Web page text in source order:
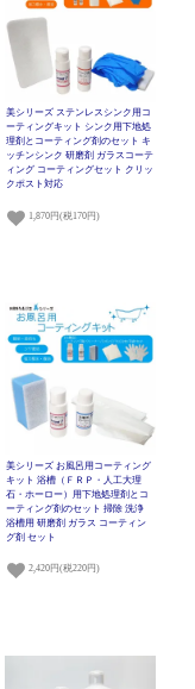
美シリーズ ステンレスシンク用コ
ーティングキット シンク用下地処
理剤とコーティング剤のセット キ
ッチンシンク 研磨剤 ガラスコーテ
ィング コーティングセット クリッ
クポスト対応
1,870円(税170円)
美シリーズ お風呂用コーティング
キット 浴槽（ＦＲＰ・人工大理
石・ホーロー）用下地処理剤とコ
ーティング剤のセット 掃除 洗浄
浴槽用 研磨剤 ガラス コーティン
グ剤 セット
2,420円(税220円)